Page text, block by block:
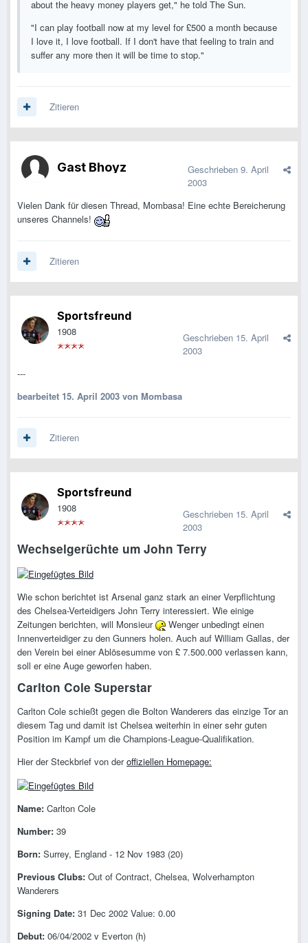
about the heavy money players get," he told The Sun.
"I can play football now at my level for £500 a month because
I love it, I love football. If I don't have that feeling to train and
suffer any more then it will be time to stop."
Zitieren
Gast Bhoyz Geschrieben 9. April
2003
Vielen Dank für diesen Thread, Mombasa! Eine echte Bereicherung
unseres Channels!
Zitieren
Sportsfreund
1908 Geschrieben 15. April
2003
---
bearbeitet 15. April 2003 von Mombasa
Zitieren
Sportsfreund
1908 Geschrieben 15. April
2003
Wechselgerüchte um John Terry
Wie schon berichtet ist Arsenal ganz stark an einer Verpflichtung
des Chelsea-Verteidigers John Terry interessiert. Wie einige
Zeitungen berichten, will Monsieur
Wenger unbedingt einen
Innenverteidiger zu den Gunners holen. Auch auf William Gallas, der
den Verein bei einer Ablösesumme von £ 7.500.000 verlassen kann,
soll er eine Auge geworfen haben.
Carlton Cole Superstar
Carlton Cole schießt gegen die Bolton Wanderers das einzige Tor an
diesem Tag und damit ist Chelsea weiterhin in einer sehr guten
Position im Kampf um die Champions-League-Qualifikation.
Hier der Steckbrief von deroffiziellen Homepage:
Name: Carlton Cole
Number: 39
Born: Surrey, England - 12 Nov 1983 (20)
Previous Clubs: Out of Contract, Chelsea, Wolverhampton
Wanderers
Signing Date: 31 Dec 2002 Value: 0.00
Debut: 06/04/2002 v Everton (h)